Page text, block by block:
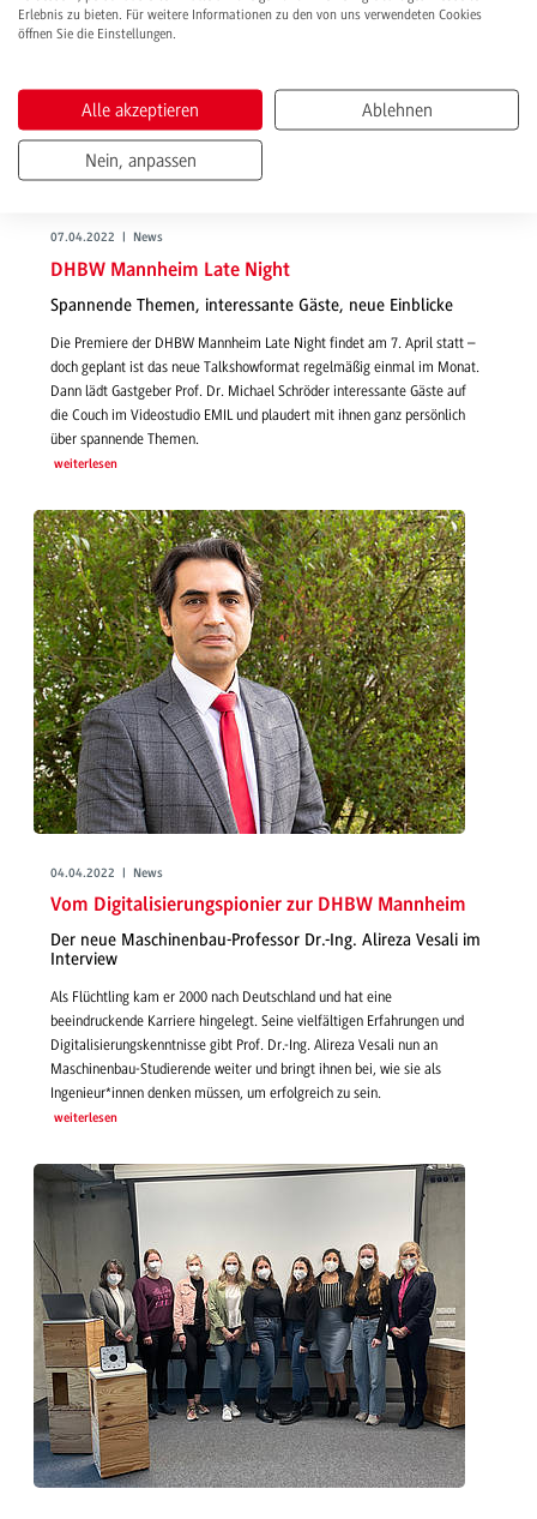
07.04.2022 | News
DHBW Mannheim Late Night
Spannende Themen, interessante Gäste, neue Einblicke
Die Premiere der DHBW Mannheim Late Night findet am 7. April statt –
doch geplant ist das neue Talkshowformat regelmäßig einmal im Monat.
Dann lädt Gastgeber Prof. Dr. Michael Schröder interessante Gäste auf
die Couch im Videostudio EMIL und plaudert mit ihnen ganz persönlich
über spannende Themen.
weiterlesen
04.04.2022 | News
Vom Digitalisierungspionier zur DHBW Mannheim
Der neue Maschinenbau-Professor Dr.-Ing. Alireza Vesali im
Interview
Als Flüchtling kam er 2000 nach Deutschland und hat eine
beeindruckende Karriere hingelegt. Seine vielfältigen Erfahrungen und
Digitalisierungskenntnisse gibt Prof. Dr.-Ing. Alireza Vesali nun an
Maschinenbau-Studierende weiter und bringt ihnen bei, wie sie als
Ingenieur*innen denken müssen, um erfolgreich zu sein.
weiterlesen
Erlebnis zu bieten. Für weitere Informationen zu den von uns verwendeten Cookies
öffnen Sie die Einstellungen.
Alle akzeptieren Ablehnen
Nein, anpassen